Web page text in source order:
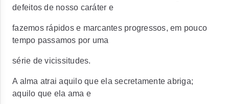
defeitos de nosso caráter e
fazemos rápidos e marcantes progressos, em pouco
tempo passamos por uma
série de vicissitudes.
A alma atrai aquilo que ela secretamente abriga;
aquilo que ela ama e